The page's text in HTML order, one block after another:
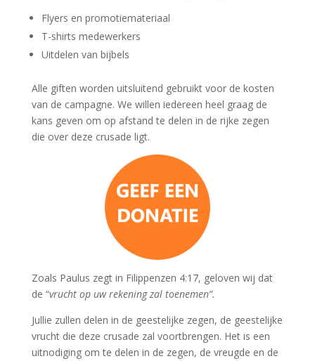
Flyers en promotiemateriaal
T-shirts medewerkers
Uitdelen van bijbels
Alle giften worden uitsluitend gebruikt voor de kosten
van de campagne. We willen iedereen heel graag de
kans geven om op afstand te delen in de rijke zegen
die over deze crusade ligt.
Zoals Paulus zegt in Filippenzen 4:17, geloven wij dat
de “vrucht op uw rekening zal toenemen”.
Jullie zullen delen in de geestelijke zegen, de geestelijke
vrucht die deze crusade zal voortbrengen. Het is een
uitnodiging om te delen in de zegen, de vreugde en de